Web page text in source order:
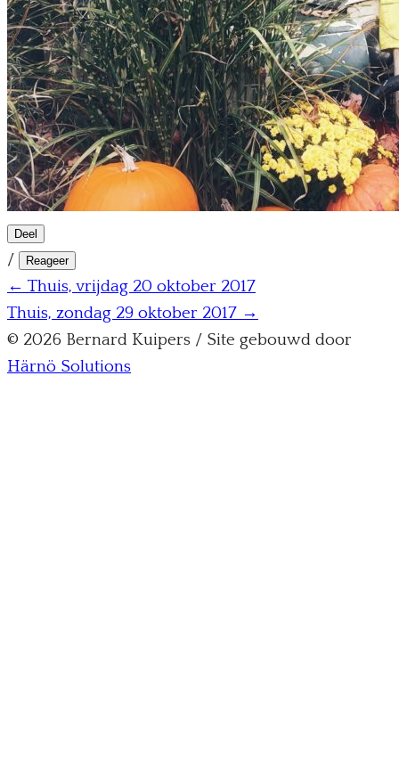
Deel
/ Reageer
← Thuis, vrijdag 20 oktober 2017
Thuis, zondag 29 oktober 2017 →
© 2026 Bernard Kuipers / Site gebouwd door
Härnö Solutions